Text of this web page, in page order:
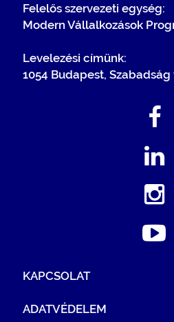
Felelős szervezeti egység:
Modern Vállalkozások
Levelezési címünk:
1054 Budapest, Szabadság
KAPCSOLAT
ADATVÉDELEM